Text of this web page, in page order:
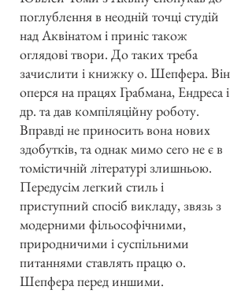
поглублення в неодній точці студій
над Аквінатом і приніс також
оглядові твори. До таких треба
зачислити і книжку о. Шепфера. Він
оперся на працях Грабмана, Ендреса і
др. та дав компіляційну роботу.
Вправді не приносить вона нових
здобутків, та однак мимо сего не є в
томістичній літературі злишньою.
Передусім легкий стиль і
приступний спосіб викладу, звязь з
модерними фільософічними,
природничими і суспільними
питаннями ставлять працю о.
Шепфера перед иншими.